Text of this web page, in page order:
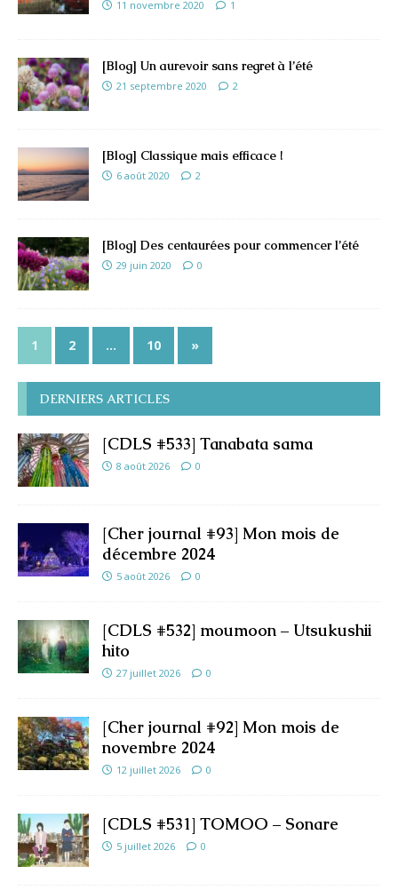
11 novembre 2020 1
[Blog] Un aurevoir sans regret à l’été
21 septembre 2020 2
[Blog] Classique mais efficace !
6 août 2020 2
[Blog] Des centaurées pour commencer l’été
29 juin 2020 0
1 2 … 10 »
DERNIERS ARTICLES
[CDLS #533] Tanabata sama
8 août 2026 0
[Cher journal #93] Mon mois de
décembre 2024
5 août 2026 0
[CDLS #532] moumoon – Utsukushii
hito
27 juillet 2026 0
[Cher journal #92] Mon mois de
novembre 2024
12 juillet 2026 0
[CDLS #531] TOMOO – Sonare
5 juillet 2026 0